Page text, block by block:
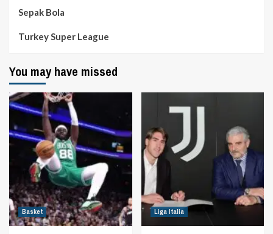
Sepak Bola
Turkey Super League
You may have missed
Basket Liga Italia